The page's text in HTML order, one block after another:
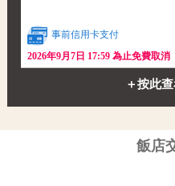
事前信用卡支付
2026年9月7日 17:59 為止免費取消
＋按此
飯店